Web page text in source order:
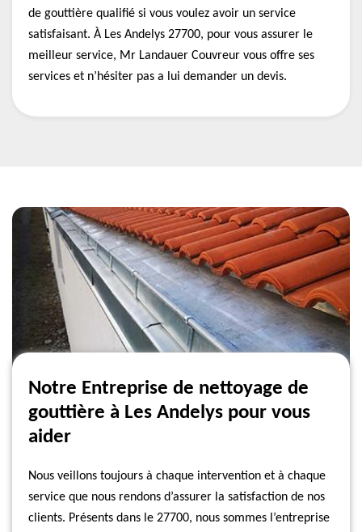
de gouttière qualifié si vous voulez avoir un service
satisfaisant. À Les Andelys 27700, pour vous assurer le
meilleur service, Mr Landauer Couvreur vous offre ses
services et n’hésiter pas a lui demander un devis.
Notre Entreprise de nettoyage de
gouttière à Les Andelys pour vous
aider
Nous veillons toujours à chaque intervention et à chaque
service que nous rendons d’assurer la satisfaction de nos
clients. Présents dans le 27700, nous sommes l’entreprise